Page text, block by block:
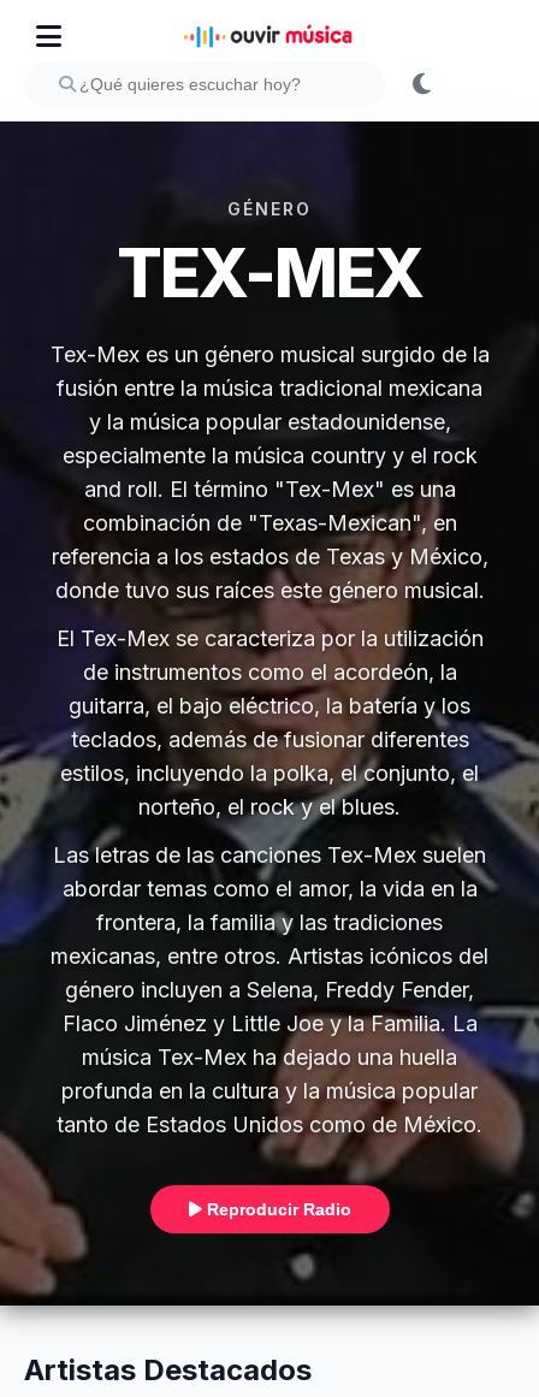
GÉNERO
TEX-MEX
Tex-Mex es un género musical surgido de la
fusión entre la música tradicional mexicana
y la música popular estadounidense,
especialmente la música country y el rock
and roll. El término "Tex-Mex" es una
combinación de "Texas-Mexican", en
referencia a los estados de Texas y México,
donde tuvo sus raíces este género musical.
El Tex-Mex se caracteriza por la utilización
de instrumentos como el acordeón, la
guitarra, el bajo eléctrico, la batería y los
teclados, además de fusionar diferentes
estilos, incluyendo la polka, el conjunto, el
norteño, el rock y el blues.
Las letras de las canciones Tex-Mex suelen
abordar temas como el amor, la vida en la
frontera, la familia y las tradiciones
mexicanas, entre otros. Artistas icónicos del
género incluyen a Selena, Freddy Fender,
Flaco Jiménez y Little Joe y la Familia. La
música Tex-Mex ha dejado una huella
profunda en la cultura y la música popular
tanto de Estados Unidos como de México.
Reproducir Radio
Artistas Destacados